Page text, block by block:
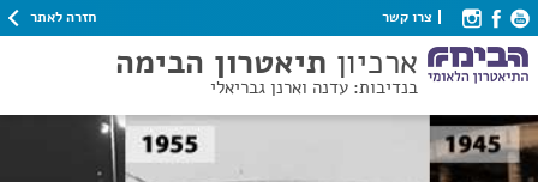
צרו קשר חזרה לאתר
ארכיון תיאטרון הבימה
בנדיבות: עדנה וארנן גבריאלי